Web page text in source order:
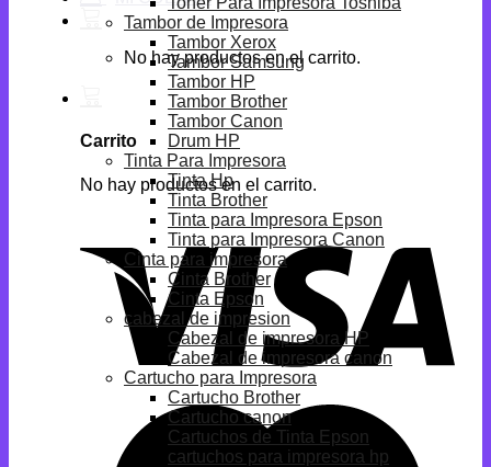
No hay productos en el carrito.
Carrito
No hay productos en el carrito.
Tambor de Impresora
Tambor Xerox
Tambor Samsung
Tambor HP
Tambor Brother
Tambor Canon
Drum HP
Tinta Para Impresora
Tinta Hp
Tinta Brother
Tinta para Impresora Epson
Tinta para Impresora Canon
Cinta para impresora
Cinta Brother
Cinta Epson
cabezal de impresion
Cabezal de impresora HP
Cabezal de impresora canon
Cartucho para Impresora
Cartucho Brother
Cartucho canon
Cartuchos de Tinta Epson
cartuchos para impresora hp